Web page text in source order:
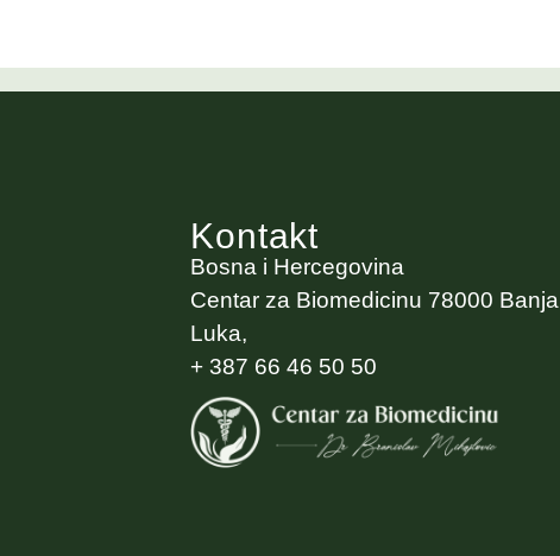
Kontakt
Bosna i Hercegovina
Centar za Biomedicinu 78000 Banja
Luka,
+ 387 66 46 50 50